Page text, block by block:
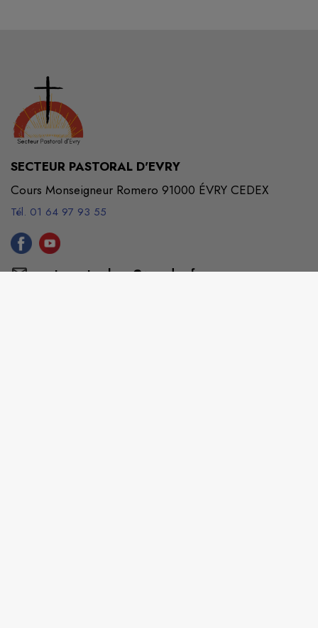
SECTEUR PASTORAL D'EVRY
Cours Monseigneur Romero 91000 ÉVRY CEDEX
Tél. 01 64 97 93 55
centrepastoralevry@wanadoo.fr